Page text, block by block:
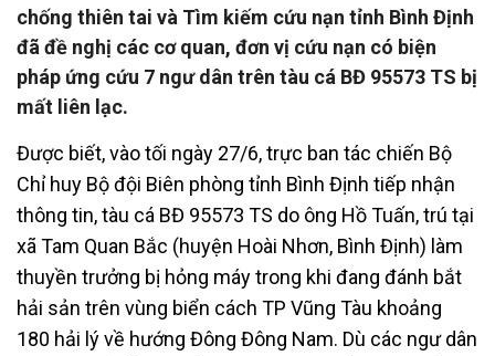
chống thiên tai và Tìm kiếm cứu nạn tỉnh Bình Định
đã đề nghị các cơ quan, đơn vị cứu nạn có biện
pháp ứng cứu 7 ngư dân trên tàu cá BĐ 95573 TS bị
mất liên lạc.
Được biết, vào tối ngày 27/6, trực ban tác chiến Bộ
Chỉ huy Bộ đội Biên phòng tỉnh Bình Định tiếp nhận
thông tin, tàu cá BĐ 95573 TS do ông Hồ Tuấn, trú tại
xã Tam Quan Bắc (huyện Hoài Nhơn, Bình Định) làm
thuyền trưởng bị hỏng máy trong khi đang đánh bắt
hải sản trên vùng biển cách TP Vũng Tàu khoảng
180 hải lý về hướng Đông Đông Nam. Dù các ngư dân